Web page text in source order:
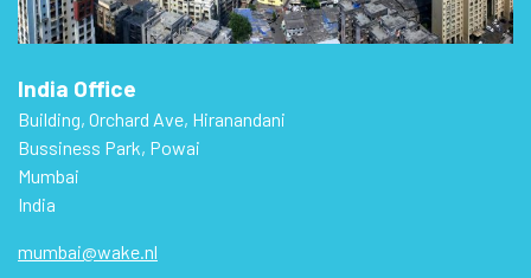
India Office
Building, Orchard Ave, Hiranandani
Bussiness Park, Powai
Mumbai
India
mumbai@wake.nl